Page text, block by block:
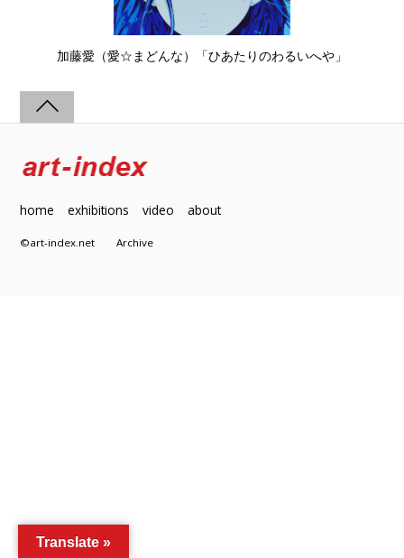
加藤愛（愛☆まどんな）「ひあたりのわるいへや」
home exhibitions video about
©art-index.netArchive
Translate »